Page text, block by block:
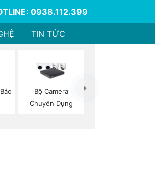
0938.112.399
TIN TỨC
Bộ Camera
Chuyên Dụng